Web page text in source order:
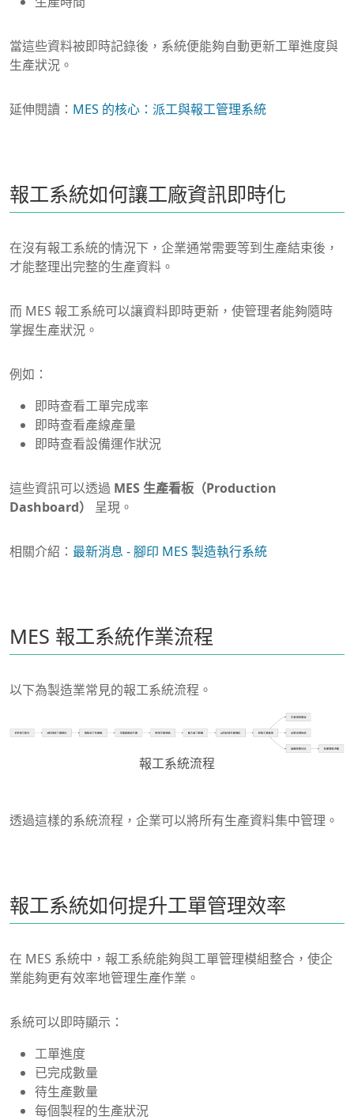
當這些資料被即時記錄後，系統便能夠自動更新工單進度與
生產狀況。
延伸閱讀： MES 的核心：派工與報工管理系統
報工系統如何讓工廠資訊即時化
在沒有報工系統的情況下，企業通常需要等到生產結束後，
才能整理出完整的生產資料。
而 MES 報工系統可以讓資料即時更新，使管理者能夠隨時
掌握生產狀況。
例如：
即時查看工單完成率
即時查看產線產量
即時查看設備運作狀況
這些資訊可以透過 MES 生產看板（Production
Dashboard）
呈現。
相關介紹： 最新消息 - 腳印 MES 製造執行系統
MES 報工系統作業流程
以下為製造業常見的報工系統流程。
報工系統流程
透過這樣的系統流程，企業可以將所有生產資料集中管理。
報工系統如何提升工單管理效率
在 MES 系統中，報工系統能夠與工單管理模組整合，使企
業能夠更有效率地管理生產作業。
系統可以即時顯示：
工單進度
已完成數量
待生產數量
每個製程的生產狀況